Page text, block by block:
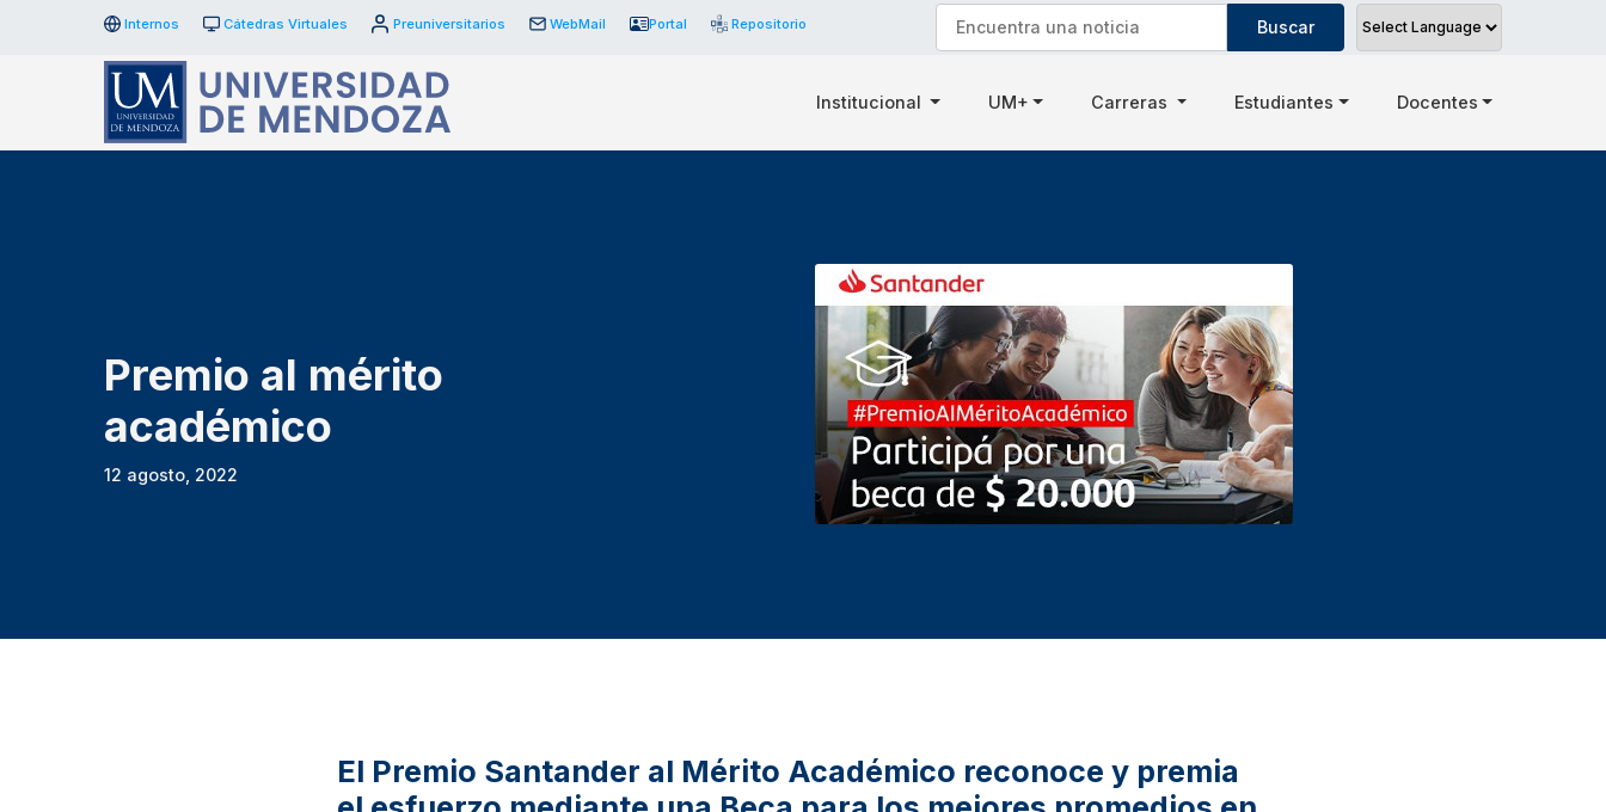
Internos Cátedras Virtuales Preuniversitarios WebMail Portal Repositorio
Institucional UM+ Carreras Estudiantes Docentes
Premio al mérito
académico
12 agosto, 2022
El Premio Santander al Mérito Académico reconoce y premia